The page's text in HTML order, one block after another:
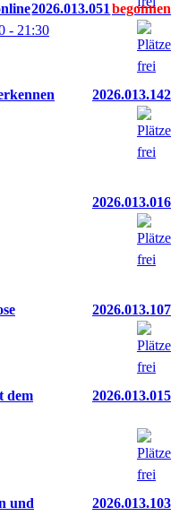
2026.013.051
- 21:30
2026.013.142
2026.013.016
2026.013.107
dem
2026.013.015
und
2026.013.103